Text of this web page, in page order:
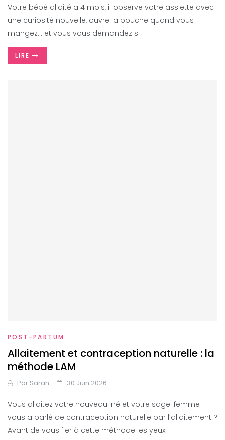
Votre bébé allaité a 4 mois, il observe votre assiette avec
une curiosité nouvelle, ouvre la bouche quand vous
mangez… et vous vous demandez si
LIRE
POST-PARTUM
Allaitement et contraception naturelle : la
méthode LAM
Par Sarah 30 Juin 2026
Vous allaitez votre nouveau-né et votre sage-femme
vous a parlé de contraception naturelle par l’allaitement ?
Avant de vous fier à cette méthode les yeux